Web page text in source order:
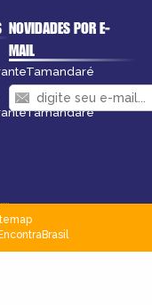
NOVIDADES POR E-
MAIL